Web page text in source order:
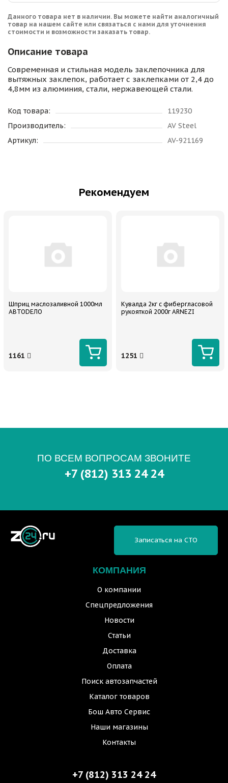
Данного товара нет в наличии. Вы можете найти аналогичный
товар на нашем сайте или связаться с нами для уточнения
стоимости и возможности заказать товар.
Описание товара
Современная и стильная модель заклепочника для
вытяжных заклепок, работает с заклепками от 2,4 до
4,8мм из алюминия, стали, нержавеющей стали.
Код товара:
119230
Производитель:
AV Steel
Артикул:
AV-921169
Рекомендуем
Шприц маслозаливной 1000мл
АВТОDЕЛО
1161
Кувалда 2кг с фибергласовой
рукояткой 2000г ARNEZI
1251
ПО ВСЕМ ВОПРОСАМ ЗВОНИТЕ
+7 (812) 313 24 24
КОМПАНИЯ
О компании
Спецпредложения
Новости
Статьи
Доставка
Оплата
Поиск автозапчастей
Каталог товаров
Бош Авто Сервис
Наши магазины
Контакты
Записаться на СТО
+7 (812) 313 24 24